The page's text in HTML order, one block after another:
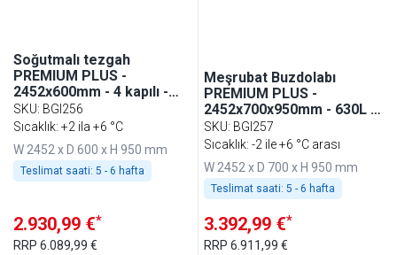
Soğutmalı tezgah
PREMIUM PLUS -
2452x600mm - 4 kapılı -
cam kapılı - dijital
termostat
SKU: BGI256
Sıcaklık: +2 ila +6 °C
W 2452 x D 600 x H 950 mm
Teslimat saati: 5 - 6 hafta
2.930,99 €*
RRP 6.089,99 €
Meşrubat Buzdolabı
PREMIUM PLUS -
2452x700x950mm - 630L -
Tezgah altı, 4 cam kapı -
Paslanmaz çelik
SKU: BGI257
Sıcaklık: -2 ile +6 °C arası
W 2452 x D 700 x H 950 mm
Teslimat saati: 5 - 6 hafta
3.392,99 €*
RRP6.911,99 €